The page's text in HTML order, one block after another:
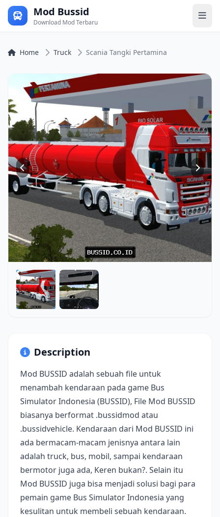
Mod Bussid
Download Mod Terbaru
Home Truck Scania Tangki Pertamina
Description
Mod BUSSID adalah sebuah file untuk
menambah kendaraan pada game Bus
Simulator Indonesia (BUSSID), File Mod BUSSID
biasanya berformat .bussidmod atau
.bussidvehicle. Kendaraan dari Mod BUSSID ini
ada bermacam-macam jenisnya antara lain
adalah truck, bus, mobil, sampai kendaraan
bermotor juga ada, Keren bukan?. Selain itu
Mod BUSSID juga bisa menjadi solusi bagi para
pemain game Bus Simulator Indonesia yang
kesulitan untuk membeli sebuah kendaraan.